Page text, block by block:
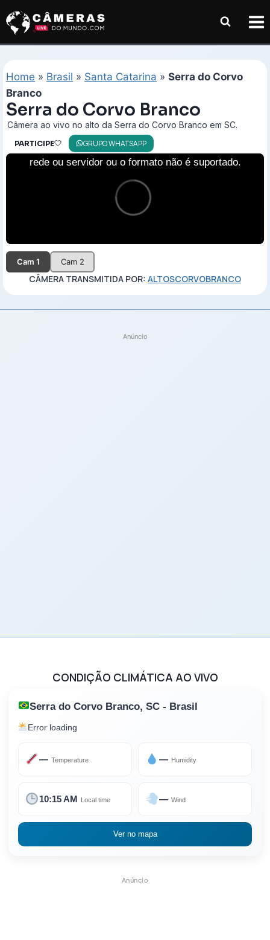
para
Home » Brasil » Santa Catarina » Serra do Corvo
Branco
Serra do Corvo Branco
Câmera ao vivo no alto da Serra do Corvo Branco em SC.
PARTICIPE GRUPO WHATSAPP
Cam 1 Cam 2
CÂMERA TRANSMITIDA POR: ALTOSCORVOBRANCO
Anúncio
CONDIÇÃO CLIMÁTICA AO VIVO
Serra do Corvo Branco, SC - Brasil
Error loading
— Temperature — Humidity
10:15 AM Local time — Wind
Ver no mapa
Anúncio